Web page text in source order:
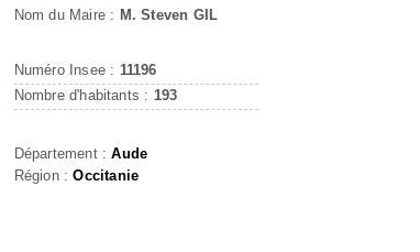
Nom du Maire : M. Steven GIL
Numéro Insee : 11196
Nombre d'habitants : 193
Département :Aude
Région :Occitanie